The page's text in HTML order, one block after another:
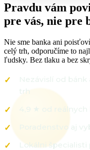
Pravdu vám
pre vás, nie pre
Nie sme banka ani
celý trh, odporučíme to
ľudsky. Bez tlaku a bez
Lokálni špecialisti